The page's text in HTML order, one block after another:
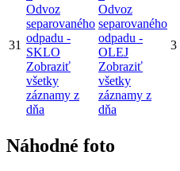
31
Odvoz
separovaného
odpadu -
SKLO
Zobraziť
všetky
záznamy z
dňa
Odvoz
separovaného
odpadu -
OLEJ
Zobraziť
všetky
záznamy z
dňa
3
Náhodné foto